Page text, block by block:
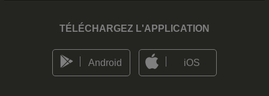
TÉLÉCHARGEZ L'APPLICATION
Android iOS